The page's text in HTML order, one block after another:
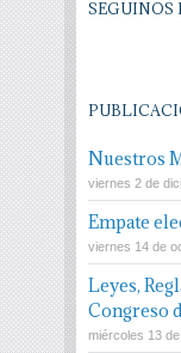
SEGUINOS
Nuestros
viernes 2 de
Empate
viernes 14 de
Leyes,
Congreso
miércoles 13